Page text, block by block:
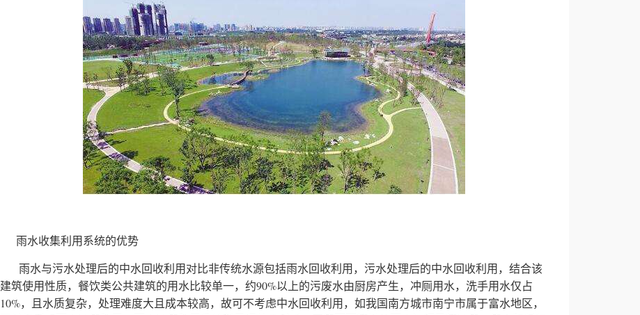
雨水收集利用系统的优势
雨水与污水处理后的中水回收利用对比非传统水源包括雨水回收利用，污水处理后的中水回收利用，结合该
建筑使用性质，餐饮类公共建筑的用水比较单一，约90%以上的污废水由厨房产生，冲厕用水，洗手用水仅占
10%，且水质复杂，处理难度大且成本较高，故可不考虑中水回收利用，如我国南方城市南宁市属于富水地区，